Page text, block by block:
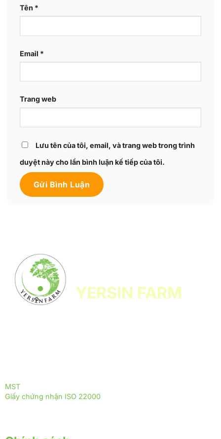
Tên *
Email *
Trang web
Lưu tên của tôi, email, và trang web trong trình
duyệt này cho lần bình luận kế tiếp của tôi.
YERSIN FARM
MST: 0317255399
Giấy chứng nhận ISO 22000: 2018 - ISOQ.4244-FSMS